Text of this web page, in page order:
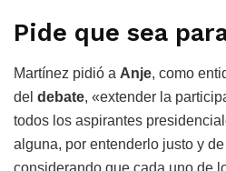
Pide que sea
Martínez pidió a Anje, como
del debate, «extender la
todos los aspirantes
alguna, por entenderlo justo y
considerando que cada uno de